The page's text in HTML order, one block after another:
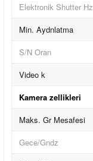
Elektronik Shutter Hz
Min. Aydnlatma
S/N Oran
Video k
Kamera zellikleri
Maks. Gr Mesafesi
Gece/Gndz